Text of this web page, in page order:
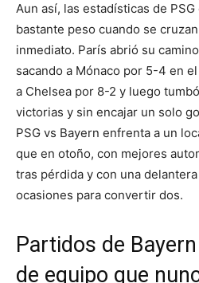
Aun así, las estadísticas de
bastante peso cuando se
inmediato. París abrió su
sacando a Mónaco por 5-4 en
a Chelsea por 8-2 y luego
victorias y sin encajar un solo
PSG vs Bayern enfrenta a un
que en otoño, con mejores
tras pérdida y con una
ocasiones para convertir dos.
Partidos de
de equipo que